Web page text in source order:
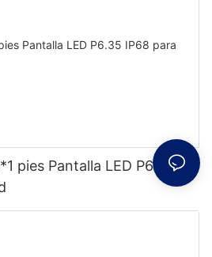
pies Pantalla LED P6.35